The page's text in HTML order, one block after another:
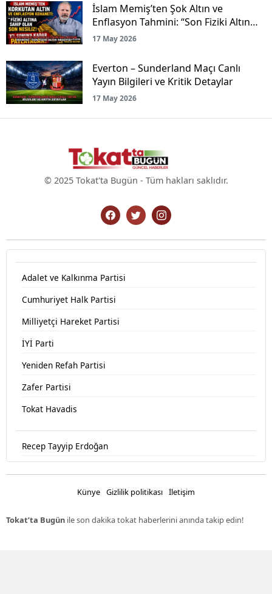
İslam Memiş’ten Şok Altın ve
Enflasyon Tahmini: “Son Fiziki Altın
Nesliyiz!”
17 May 2026
Everton – Sunderland Maçı Canlı
Yayın Bilgileri ve Kritik Detaylar
17 May 2026
© 2025 Tokat'ta Bugün - Tüm hakları saklıdır.
Adalet ve Kalkınma Partisi
Cumhuriyet Halk Partisi
Milliyetçi Hareket Partisi
İYİ Parti
Yeniden Refah Partisi
Zafer Partisi
Tokat Havadis
Recep Tayyip Erdoğan
Künye Gizlilik politikası İletişim
Tokat’ta Bugün ile son dakika tokat haberlerini anında takip edin!